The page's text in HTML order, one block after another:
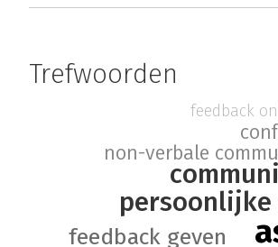
Trefwoorden
feedback geven
non-verbale
feedback